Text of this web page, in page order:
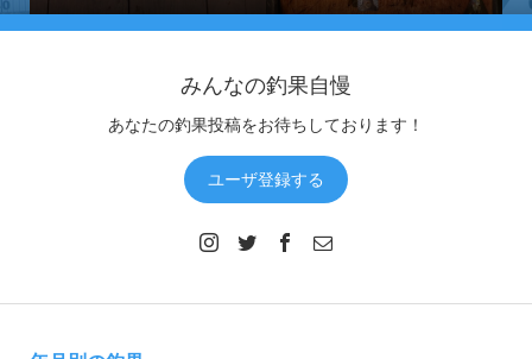
みんなの釣果自慢
あなたの釣果投稿をお待ちしております！
ユーザ登録する